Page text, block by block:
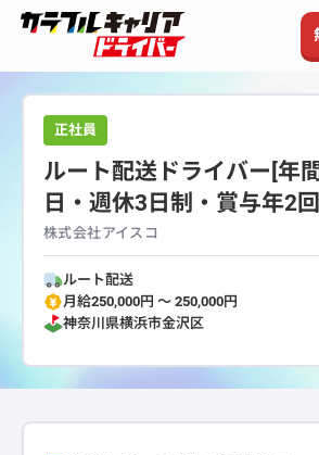
正社員
ルート配送ドライバー[年
日・週休3日制・賞与年2
株式会社アイスコ
ルート配送
月給250,000円 〜 250,000円
神奈川県横浜市金沢区